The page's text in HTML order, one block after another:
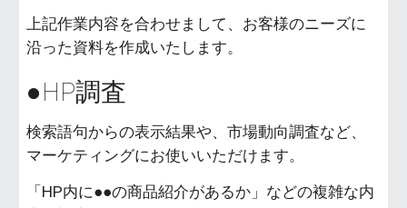
上記作業内容を合わせまして、お客様のニーズに
沿った資料を作成いたします。
●HP調査
検索語句からの表示結果や、市場動向調査など、
マーケティングにお使いいただけます。
「HP内に●●の商品紹介があるか」などの複雑な内